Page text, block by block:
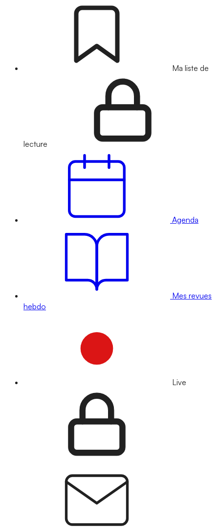
Ma liste de
lecture
Agenda
Mes revues
hebdo
Live